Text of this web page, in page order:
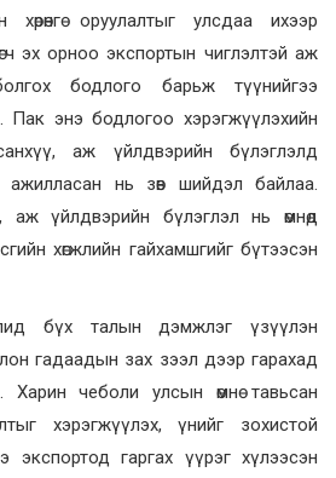
хөрөнгө оруулалтыг улсдаа ихээр
эх орноо экспортын чиглэлтэй аж
бодлого барьж түүнийгээ
Пак энэ бодлогоо хэрэгжүүлэхийн
аж үйлдвэрийн бүлэглэлд
нь зөв шийдэл байлаа.
үйлдвэрийн бүлэглэл нь өмнөд
хөгжлийн гайхамшгийг бүтээсэн
бүх талын дэмжлэг үзүүлэн
гадаадын зах зээл дээр гарахад
чеболи улсын өмнө тавьсан
хэрэгжүүлэх, үнийг зохистой
экспортод гаргах үүрэг хүлээсэн